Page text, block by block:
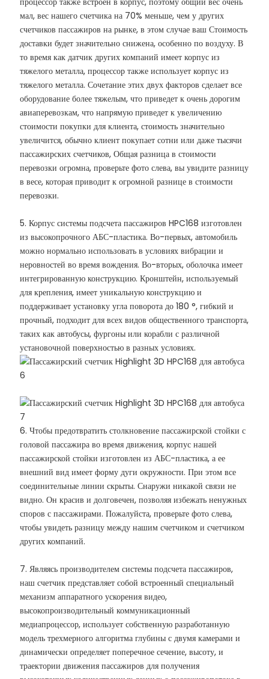
мал, вес нашего счетчика на 70% меньше, чем у других
счетчиков пассажиров на рынке, в этом случае ваш Стоимость
доставки будет значительно снижена, особенно по воздуху. В
то время как датчик других компаний имеет корпус из
тяжелого металла, процессор также использует корпус из
тяжелого металла. Сочетание этих двух факторов сделает все
оборудование более тяжелым, что приведет к очень дорогим
авиаперевозкам, что напрямую приведет к увеличению
стоимости покупки для клиента, стоимость значительно
увеличится, обычно клиент покупает сотни или даже тысячи
пассажирских счетчиков, Общая разница в стоимости
перевозки огромна, проверьте фото слева, вы увидите разницу
в весе, которая приводит к огромной разнице в стоимости
перевозки.
5. Корпус системы подсчета пассажиров HPC168 изготовлен
из высокопрочного АБС-пластика. Во-первых, автомобиль
можно нормально использовать в условиях вибрации и
неровностей во время вождения. Во-вторых, оболочка имеет
интегрированную конструкцию. Кронштейн, используемый
для крепления, имеет уникальную конструкцию и
поддерживает установку угла поворота до 180 °, гибкий и
прочный, подходит для всех видов общественного транспорта,
таких как автобусы, фургоны или корабли с различной
установочной поверхностью в разных условиях.
6. Чтобы предотвратить столкновение пассажирской стойки с
головой пассажира во время движения, корпус нашей
пассажирской стойки изготовлен из АБС-пластика, а ее
внешний вид имеет форму дуги окружности. При этом все
соединительные линии скрыты. Снаружи никакой связи не
видно. Он красив и долговечен, позволяя избежать ненужных
споров с пассажирами. Пожалуйста, проверьте фото слева,
чтобы увидеть разницу между нашим счетчиком и счетчиком
других компаний.
7. Являясь производителем системы подсчета пассажиров,
наш счетчик представляет собой встроенный специальный
механизм аппаратного ускорения видео,
высокопроизводительный коммуникационный
медиапроцессор, использует собственную разработанную
модель трехмерного алгоритма глубины с двумя камерами и
динамически определяет поперечное сечение, высоту, и
траектории движения пассажиров для получения